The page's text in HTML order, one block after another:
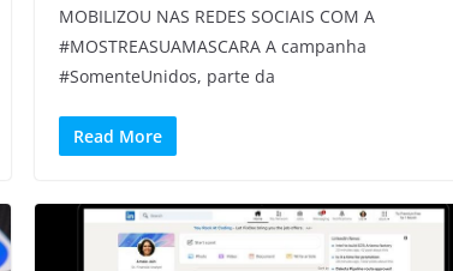
MOBILIZOU NAS REDES SOCIAIS COM A
#MOSTREASUAMASCARA A campanha
#SomenteUnidos, parte da
Read More